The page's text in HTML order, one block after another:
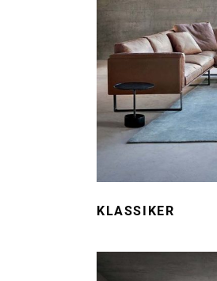
KLASSIKER